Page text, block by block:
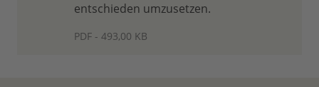
entschieden umzusetzen.
PDF - 493,00 KB